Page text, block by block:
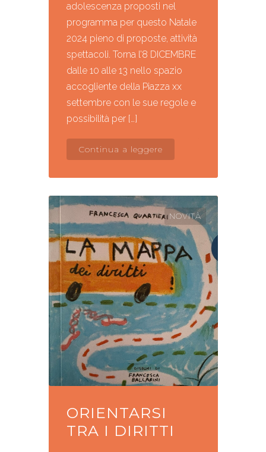
adolescenza proposti nel
programma per questo Natale
2024 pieno di proposte, attività
spettacoli. Torna l’8 DICEMBRE
dalle 10 alle 13 nello spazio
accogliente della Piazza xx
settembre con le sue regole e
possibilità per […]
Continua a leggere
NOVITÀ
ORIENTARSI
TRA I DIRITTI